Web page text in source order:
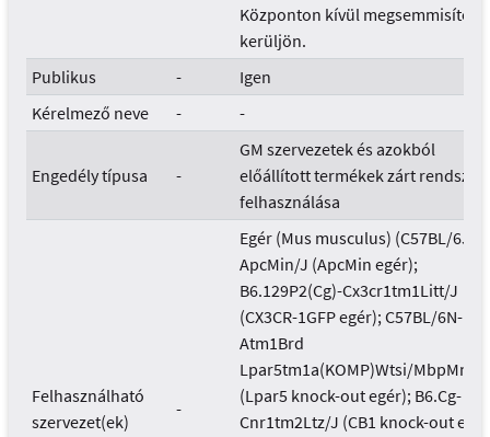
Központon kívül
kerüljön.
Publikus
-
Igen
Kérelmező neve
- -
Engedély típusa -
GM szervezetek és azokból
előállított termékek zárt
felhasználása
Felhasználható
szervezet(ek)
-
Egér (Mus musculus) (C57BL/6J-
ApcMin/J (ApcMin egér);
B6.129P2(Cg)-Cx3cr1tm1Litt/J
(CX3CR-1GFP egér); C57BL/6N-
Atm1Brd
Lpar5tm1a(KOMP)Wtsi/
(Lpar5 knock-out egér); B6.Cg-
Cnr1tm2Ltz/J (CB1 knock-out